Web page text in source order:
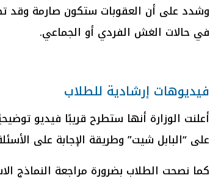
وشدد على أن العقوبات ستكون صارمة وقد
في حالات الغش الفردي أو الجماعي.
فيديوهات إرشادية للطلاب
أعلنت الوزارة أنها ستطرح قريبًا فيديو
على “البابل شيت” وطريقة الإجابة على
كما نصحت الطلاب بضرورة مراجعة النماذج